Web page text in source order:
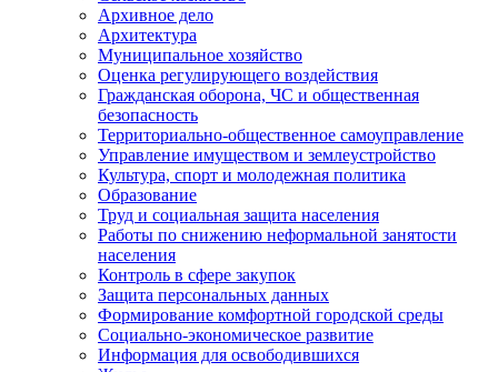
Архивное дело
Архитектура
Муниципальное хозяйство
Оценка регулирующего воздействия
Гражданская оборона, ЧС и общественная
безопасность
Территориально-общественное самоуправление
Управление имуществом и землеустройство
Культура, спорт и молодежная политика
Образование
Труд и социальная защита населения
Работы по снижению неформальной занятости
населения
Контроль в сфере закупок
Защита персональных данных
Формирование комфортной городской среды
Социально-экономическое развитие
Информация для освободившихся